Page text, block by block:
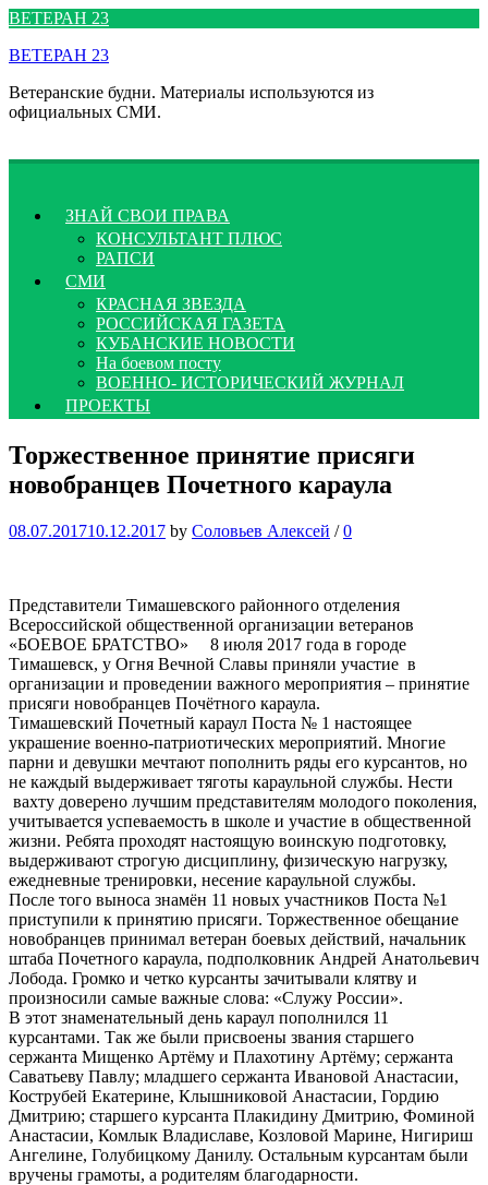
Перейти
содержимому
ВЕТЕРАН 23
ВЕТЕРАН 23
Ветеранские будни. Материалы используются из
официальных СМИ.
ЗНАЙ СВОИ ПРАВА
КОНСУЛЬТАНТ ПЛЮС
РАПСИ
СМИ
КРАСНАЯ ЗВЕЗДА
РОССИЙСКАЯ ГАЗЕТА
КУБАНСКИЕ НОВОСТИ
На боевом посту
ВОЕННО- ИСТОРИЧЕСКИЙ ЖУРНАЛ
ПРОЕКТЫ
Торжественное принятие присяги
новобранцев Почетного караула
08.07.201710.12.2017 by Соловьев Алексей / 0
Представители Тимашевского районного отделения
Всероссийской общественной организации ветеранов
«БОЕВОЕ БРАТСТВО» 8 июля 2017 года в городе
Тимашевск, у Огня Вечной Славы приняли участие в
организации и проведении важного мероприятия – принятие
присяги новобранцев Почётного караула.
Тимашевский Почетный караул Поста № 1 настоящее
украшение военно-патриотических мероприятий. Многие
парни и девушки мечтают пополнить ряды его курсантов, но
не каждый выдерживает тяготы караульной службы. Нести
вахту доверено лучшим представителям молодого поколения,
учитывается успеваемость в школе и участие в общественной
жизни. Ребята проходят настоящую воинскую подготовку,
выдерживают строгую дисциплину, физическую нагрузку,
ежедневные тренировки, несение караульной службы.
После того выноса знамён 11 новых участников Поста №1
приступили к принятию присяги. Торжественное обещание
новобранцев принимал ветеран боевых действий, начальник
штаба Почетного караула, подполковник Андрей Анатольевич
Лобода. Громко и четко курсанты зачитывали клятву и
произносили самые важные слова: «Служу России».
В этот знаменательный день караул пополнился 11
курсантами. Так же были присвоены звания старшего
сержанта Мищенко Артёму и Плахотину Артёму; сержанта
Саватьеву Павлу; младшего сержанта Ивановой Анастасии,
Кострубей Екатерине, Клышниковой Анастасии, Гордию
Дмитрию; старшего курсанта Плакидину Дмитрию, Фоминой
Анастасии, Комлык Владиславе, Козловой Марине, Нигириш
Ангелине, Голубицкому Данилу. Остальным курсантам были
вручены грамоты, а родителям благодарности.